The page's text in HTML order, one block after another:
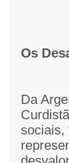
Os
Da
sociais,